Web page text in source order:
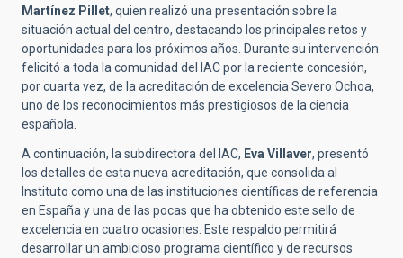
Martínez Pillet, quien realizó una presentación sobre la
situación actual del centro, destacando los principales retos y
oportunidades para los próximos años. Durante su intervención
felicitó a toda la comunidad del IAC por la reciente concesión,
por cuarta vez, de la acreditación de excelencia Severo Ochoa,
uno de los reconocimientos más prestigiosos de la ciencia
española.
A continuación, la subdirectora del IAC, Eva Villaver, presentó
los detalles de esta nueva acreditación, que consolida al
Instituto como una de las instituciones científicas de referencia
en España y una de las pocas que ha obtenido este sello de
excelencia en cuatro ocasiones. Este respaldo permitirá
desarrollar un ambicioso programa científico y de recursos